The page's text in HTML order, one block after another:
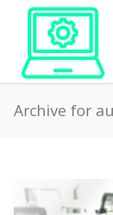
Archive for